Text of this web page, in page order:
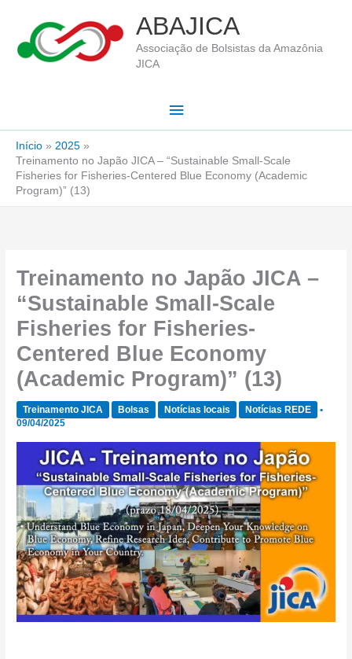
ABAJICA
Associação de Bolsistas da Amazônia
JICA
Menu
Início
2025
Treinamento no Japão JICA – “Sustainable Small-Scale
Fisheries for Fisheries-Centered Blue Economy (Academic
Program)” (13)
Treinamento no Japão JICA –
“Sustainable Small-Scale
Fisheries for Fisheries-
Centered Blue Economy
(Academic Program)” (13)
Treinamento JICA Bolsas Notícias locais Notícias REDE
•
09/04/2025